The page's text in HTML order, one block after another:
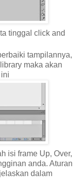
tinggal click and
tampilannya,
maka akan
isi frame Up, Over,
anda. Aturan
dalam